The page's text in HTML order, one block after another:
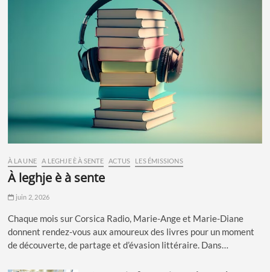
À LA UNE A LEGHJE È À SENTE ACTUS LES ÉMISSIONS
à leghje è à sente
juin 2, 2026
Chaque mois sur Corsica Radio, Marie-Ange et Marie-Diane
donnent rendez-vous aux amoureux des livres pour un moment
de découverte, de partage et d’évasion littéraire. Dans…